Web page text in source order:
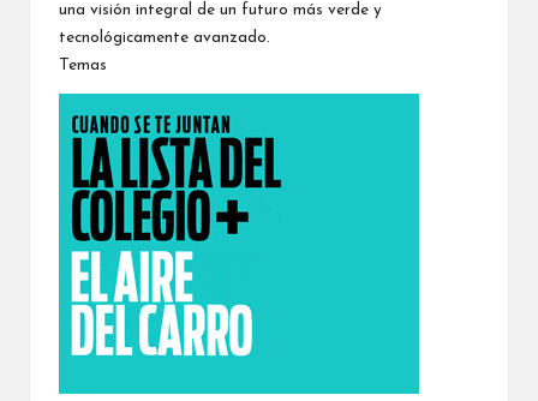
una visión integral de un futuro más verde y
tecnológicamente avanzado.
Temas